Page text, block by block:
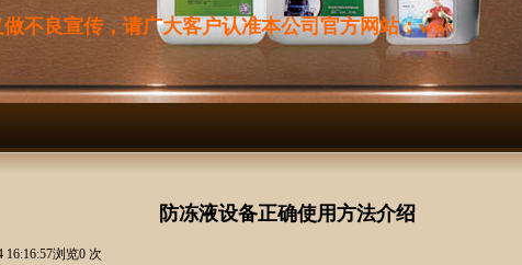
良宣传，请广大客户认准本公司官方网站：
防冻液设备正确使用方法介绍
16:16:57浏览0 次